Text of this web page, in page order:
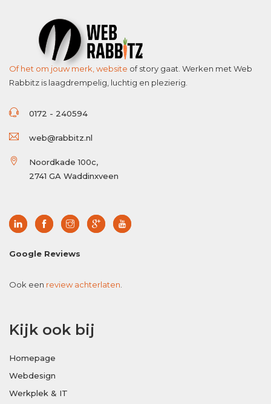
Of het om jouw merk, website of story gaat. Werken met Web
Rabbitz is laagdrempelig, luchtig en plezierig.
0172 - 240594
web@rabbitz.nl
Noordkade 100c,
2741 GA Waddinxveen
Google Reviews
Ook een review achterlaten
Kijk ook bij
Homepage
Webdesign
Werkplek & IT